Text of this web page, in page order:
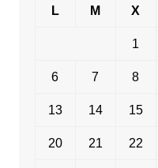
L M X
1
6 7 8
13 14 15
20 21 22